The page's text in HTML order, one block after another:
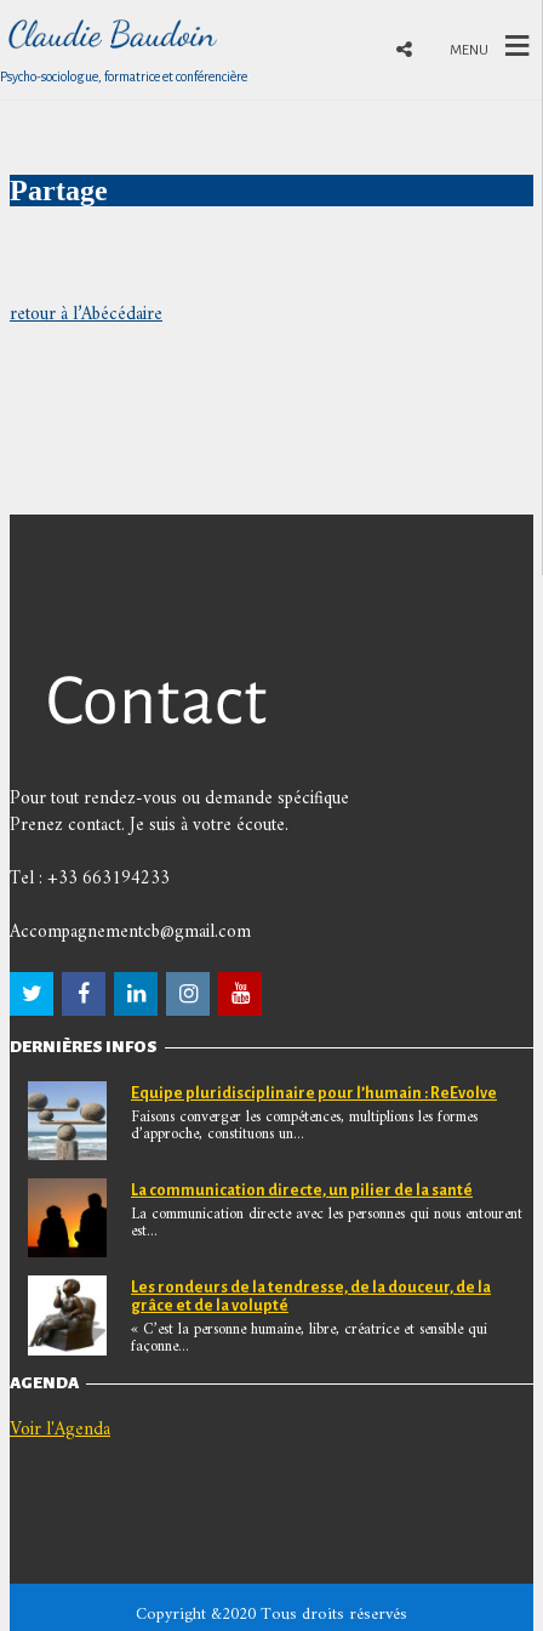
Psycho-sociologue, formatrice et conférencière
MENU
Partage
retour à l’Abécédaire
Pour tout rendez-vous ou demande spécifique
Prenez contact. Je suis à votre écoute.
Tel : +33 663194233
Accompagnementcb@gmail.com
DERNIÈRES INFOS
Equipe pluridisciplinaire pour l’humain : ReEvolve
Faisons converger les compétences, multiplions les formes
d’approche, constituons un...
La communication directe, un pilier de la santé
La communication directe avec les personnes qui nous entourent
est...
Les rondeurs de la tendresse, de la douceur, de la
grâce et de la volupté
« C’est la personne humaine, libre, créatrice et sensible qui
façonne...
AGENDA
Voir l'Agenda
Copyright &2020 Tous droits réservés